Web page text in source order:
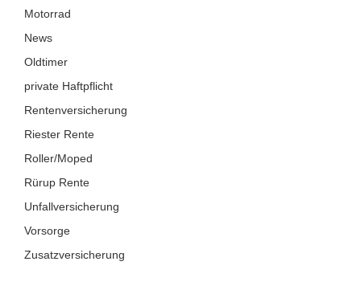
Motorrad
News
Oldtimer
private Haftpflicht
Rentenversicherung
Riester Rente
Roller/Moped
Rürup Rente
Unfallversicherung
Vorsorge
Zusatzversicherung